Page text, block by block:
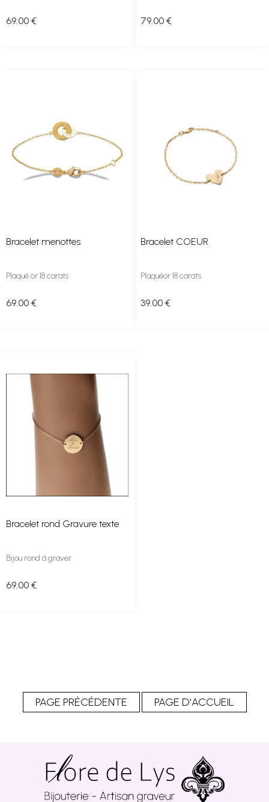
69.00 € 79.00 €
Bracelet menottes
Plaqué or 18 carats
69.00 €
Bracelet COEUR
Plaquéor 18 carats
39.00 €
Bracelet rond Gravure texte
Bijou rond à graver
69.00 €